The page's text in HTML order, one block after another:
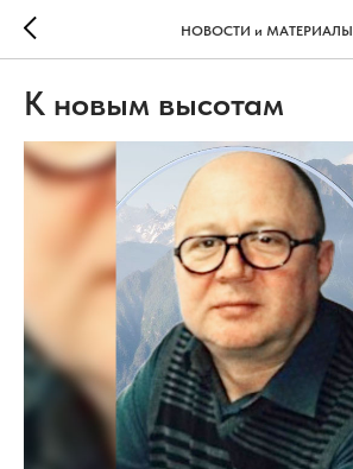
НОВОСТИ и МАТЕРИАЛЫ
К новым высотам